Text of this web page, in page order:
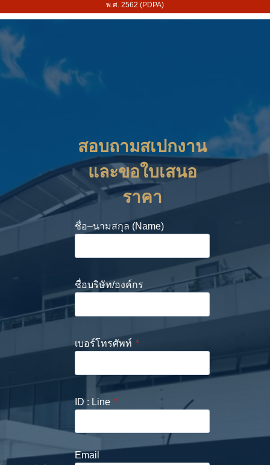
พ.ศ. 2562 (PDPA)
สอบถามสเปกงาน
และขอใบเสนอ
ราคา
ชื่อ–นามสกุล (Name)
ชื่อบริษัท/องค์กร
เบอร์โทรศัพท์ *
ID : Line *
Email